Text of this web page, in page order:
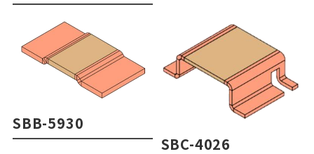
SBB-5930
SBC-4026